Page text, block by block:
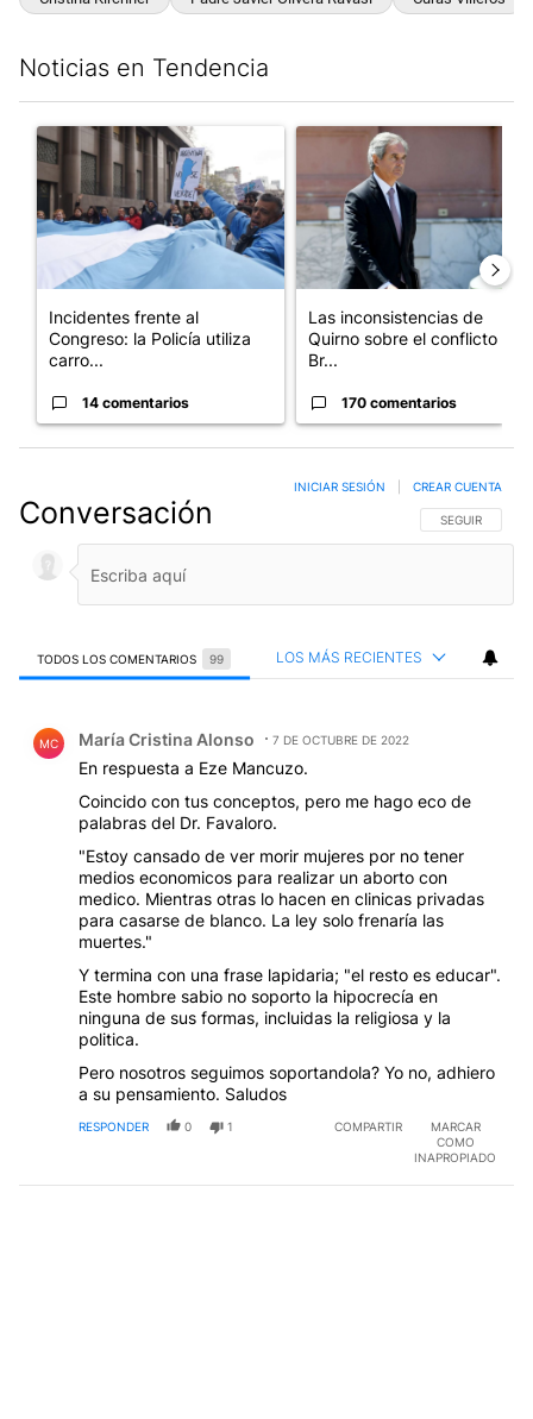
Noticias en Tendencia
Un artículo de tendencia con el título "Incidentes frente al
Incidentes frente al
Congreso: la Policía utiliza
carro...
14 comentarios
Un artículo de tendencia con
Las inconsistencias de
Quirno sobre el conflicto con
Br...
170 comentarios
Conversación SIGA ESTA
SEGUIR
INICIAR SESIÓN CREAR CUENTA
TODOS LOS COMENTARIOS 99 LOS MÁS RECIENTES
MC María Cristina Alonso 7 DE OCTUBRE DE 2022
En respuesta a Eze Mancuzo.
Coincido con tus conceptos, pero me hago eco de
palabras del Dr. Favaloro.
"Estoy cansado de ver morir mujeres por no tener
medios economicos para realizar un aborto con
medico. Mientras otras lo hacen en clinicas privadas
para casarse de blanco. La ley solo frenaría las
muertes."
Y termina con una frase lapidaria; "el resto es educar".
Este hombre sabio no soporto la hipocrecía en
ninguna de sus formas, incluidas la religiosa y la
politica.
Pero nosotros seguimos soportandola? Yo no, adhiero
a su pensamiento. Saludos
RESPONDER 0 1 COMPARTIR
MARCAR
COMO
INAPROPIADO